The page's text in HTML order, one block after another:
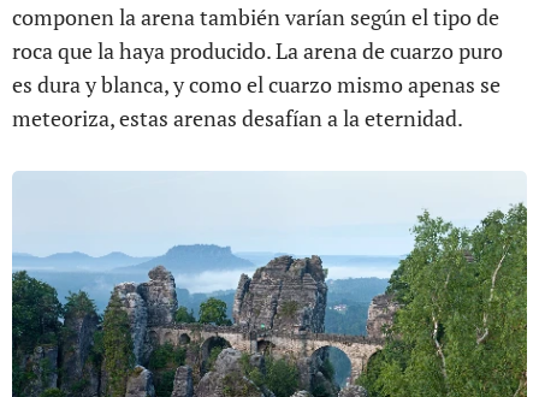
componen la arena también varían según el tipo de
roca que la haya producido. La arena de cuarzo puro
es dura y blanca, y como el cuarzo mismo apenas se
meteoriza, estas arenas desafían a la eternidad.